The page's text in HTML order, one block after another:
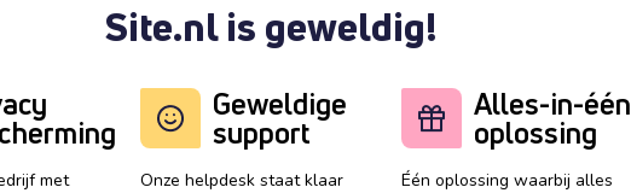
Site.nl is geweldig!
met
Geweldige
support
Onze helpdesk staat klaar
Alles-in-één
oplossing
Één oplossing waarbij alles